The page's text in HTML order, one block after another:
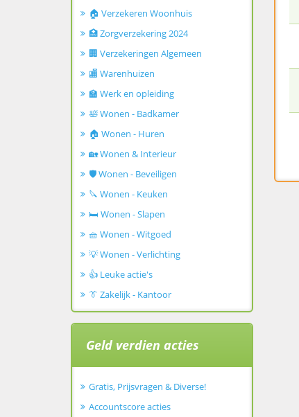
🏠 Verzekeren Woonhuis
🏥 Zorgverzekering 2024
🏢 Verzekeringen Algemeen
🏬 Warenhuizen
🏫 Werk en opleiding
🛀 Wonen - Badkamer
🏠 Wonen - Huren
🏡 Wonen & Interieur
🛡️ Wonen - Beveiligen
🔪 Wonen - Keuken
🛏️ Wonen - Slapen
🧺 Wonen - Witgoed
💡 Wonen - Verlichting
👍 Leuke actie's
👔 Zakelijk - Kantoor
Geld verdien acties
Gratis, Prijsvragen & Diverse!
Accountscore acties